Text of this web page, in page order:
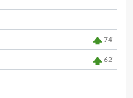
74'
62'